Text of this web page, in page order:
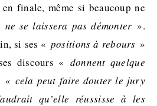
finale, même si beaucoup ne
ne se laissera pas démonter ».
si ses « positions à rebours »
discours « donnent quelque
« cela peut faire douter le jury
qu’elle réussisse à les